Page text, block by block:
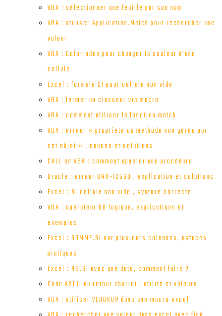
VBA : sélectionner une feuille par son nom
VBA : utiliser Application.Match pour rechercher une
valeur
VBA : ColorIndex pour changer la couleur d’une
cellule
Excel : formule SI pour cellule non vide
VBA : fermer un classeur via macro
VBA : comment utiliser la fonction match
VBA : erreur « propriété ou méthode non gérée par
cet objet » , causes et solutions
CALL en VBA : comment appeler une procédure
Oracle : erreur ORA-12560 , explication et solutions
Excel : SI cellule non vide , syntaxe correcte
VBA : opérateur OU logique, explications et
exemples
Excel : SOMME.SI sur plusieurs colonnes, astuces
pratiques
Excel : NB.SI avec une date, comment faire ?
Code ASCII du retour chariot : utilité et valeurs
VBA : utiliser VLOOKUP dans une macro excel